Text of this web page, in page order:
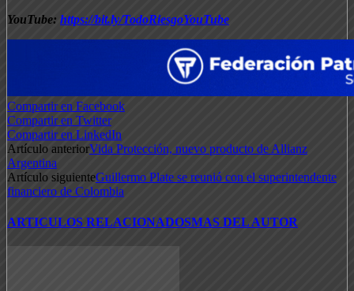
YouTube: https://bit.ly/TodoRiesgoYouTube
Compartir en Facebook
Compartir en Twitter
Compartir en LinkedIn
Artículo anteriorVida Protección, nuevo producto de Allianz
Argentina
Artículo siguienteGuillermo Plate se reunió con el superintendente
financiero de Colombia
ARTICULOS RELACIONADOSMAS DEL AUTOR